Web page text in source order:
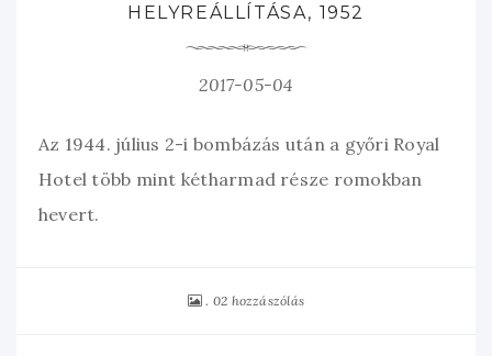
HELYREÁLLÍTÁSA, 1952
2017-05-04
Az 1944. július 2-i bombázás után a győri Royal
Hotel több mint kétharmad része romokban
hevert.
02 hozzászólás